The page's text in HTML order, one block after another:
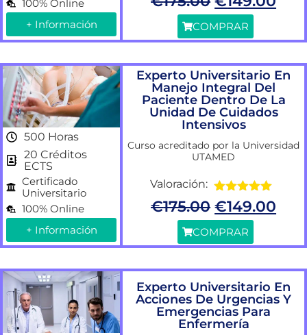
100% Online
+ Información
con5.00de
5
COMPRAR
500 Horas
20 Créditos
ECTS
Certificado
Universitario
100% Online
+ Información
Experto Universitario En
Manejo Integral Del
Paciente Dentro De La
Unidad De Cuidados
Intensivos
Curso acreditado por la Universidad
UTAMED
Valoración:
Valorado
con5.00de
5
€175.00 €149.00
COMPRAR
Experto Universitario En
Acciones De Urgencias Y
Emergencias Para
Enfermería